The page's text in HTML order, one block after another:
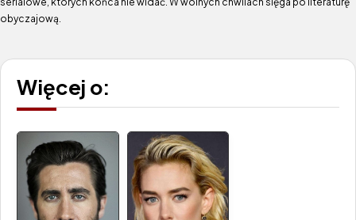
obyczajową.
Więcej o: